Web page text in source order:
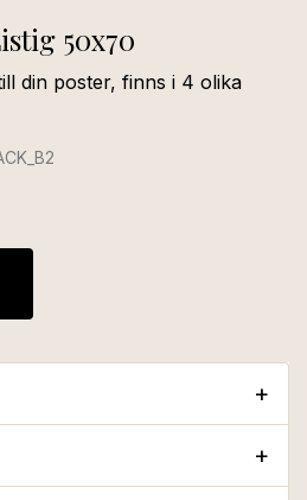
50x70
din poster, finns i 4 olika